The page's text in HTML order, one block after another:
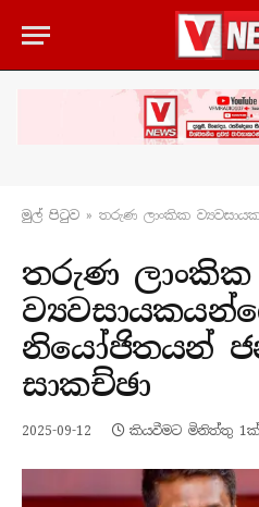
මුල් පිටු​ව » තරුණ ලාංකික ව්‍යවසායකයන්ගේ
තරුණ ලාංකික
නියෝජිතයන්
සාකච්ඡා
2025-09-12 කියවීමට මිනිත්තු